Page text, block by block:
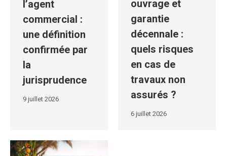
l’agent
commercial :
une définition
confirmée par
la
jurisprudence
9 juillet 2026
ouvrage et
garantie
décennale :
quels risques
en cas de
travaux non
assurés ?
6 juillet 2026